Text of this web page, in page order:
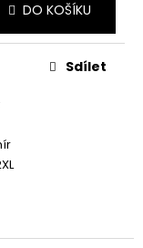
DO KOŠÍKU
Sdílet